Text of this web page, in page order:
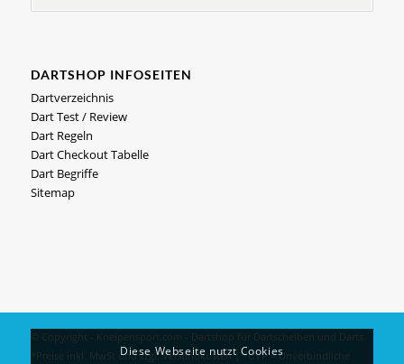
DARTSHOP INFOSEITEN
Dartverzeichnis
Dart Test / Review
Dart Regeln
Dart Checkout Tabelle
Dart Begriffe
Sitemap
© Copyright - Kneipensport.com - Dartshop für Dartscheiben und Darts
*Preise inkl. MwSt und zzgl.Versandkosten| *UVP = Unverbindliche
Diese Webseite nutzt Cookies